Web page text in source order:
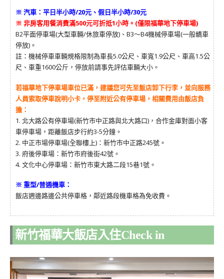
※ 汽車：平日半小時/20元、假日半小時/30元
※ 非房客用餐消費滿500元可折抵1小時。(僅限福華地下停車場)
B2平面停車場(大型車輛/休旅車停放)、B3～B4機械停車場(一般轎車
停放)。
註：機械停車車輛規格限制為車長5.0公尺、車寬1.9公尺、車高1.5公
尺、車重1600公斤，停放前請事先評估車輛大小。
若福華地下停車場車位已滿，建議您可先至飯店卸下行李，並向服務
人員索取停車說明小卡，停至附近公有停車場，相關費用由飯店負
擔：
1. 北大路公有停車場(新竹市中正路與北大路口)，合作金庫對面小客
車停車場，距離飯店步行約3-5分鐘。
2. 中正市場停車場(全聯樓上)：新竹市中正路245號。
3. 府後停車場：新竹市府後街42號。
4. 文化中心停車場：新竹市東大路二段15巷1號。
※ 重型/普通機車：
飯店週邊路邊公共停車格，鄰近路段機車格為免收費。
新竹福華大飯店入住Check in